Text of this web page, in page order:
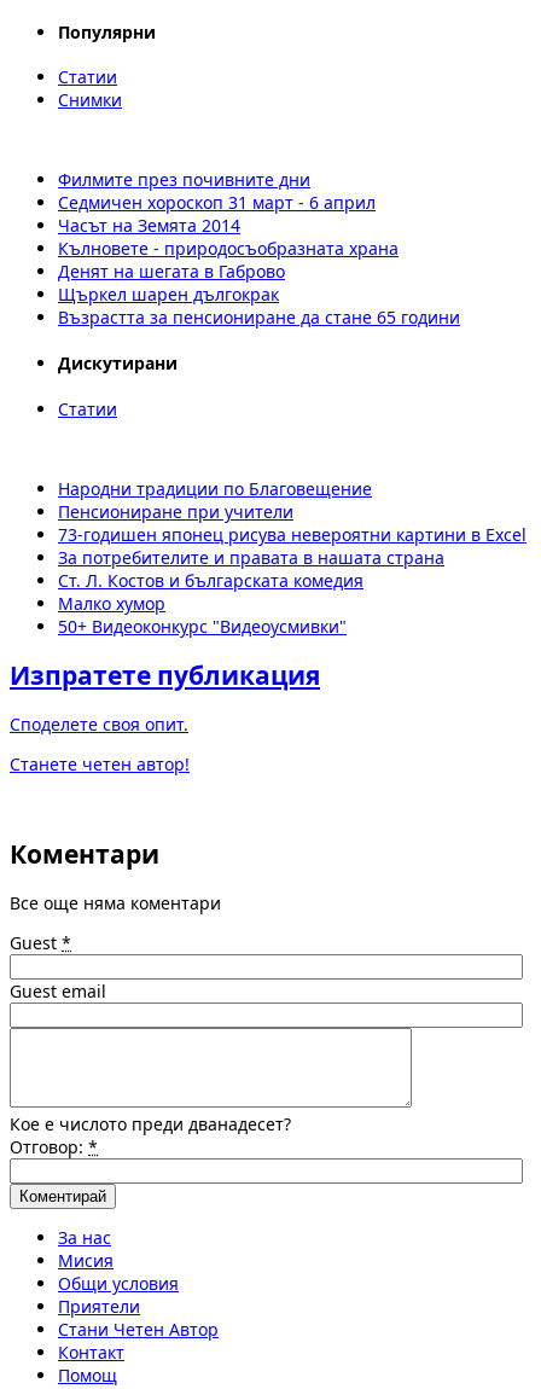
Популярни
Статии
Снимки
Филмите през почивните дни
Седмичен хороскоп 31 март - 6 април
Часът на Земята 2014
Кълновете - природосъобразната храна
Денят на шегата в Габрово
Щъркел шарен дългокрак
Възрастта за пенсиониране да стане 65 години
Дискутирани
Статии
Народни традиции по Благовещение
Пенсиониране при учители
73-годишен японец рисува невероятни картини в Excel
За потребителите и правата в нашата страна
Ст. Л. Костов и българската комедия
Малко хумор
50+ Видеоконкурс "Видеоусмивки"
Изпратете публикация
Споделете своя опит.
Станете четен автор!
Коментари
Все още няма коментари
Guest *
Guest email
Кое е числото преди дванадесет?
Отговор: *
За нас
Мисия
Общи условия
Приятели
Стани Четен Автор
Контакт
Помощ